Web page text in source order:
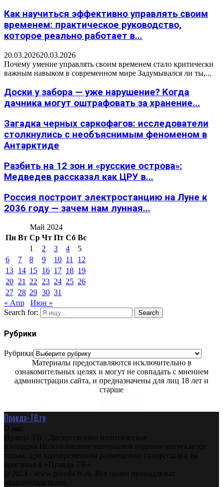
Как научиться эффективно управлять своим
временем: практическое руководство,
которое реально работает в...
20.03.202620.03.2026
Почему умение управлять своим временем стало критически
важным навыком в современном мире Задумывался ли ты,...
Доски у забора — уже нарушение? Когда
дачника могут оштрафовать за хранение...
Загадка черных саркофагов: исследователи
столкнулись с необъяснимым феноменом в
Антарктиде
Разбить на 12 зон и «русские острова»:
Медведев рассказал как ЦРУ в...
Россия построит электростанцию на Луне к
2036 году — зачем нам лунная...
Май 2024
Пн Вт Ср Чт Пт Сб Вс
1
2 3 4
5
6
7 8 9 10 11
12
13 14 15 16 17 18 19
20 21 22 23 24 25 26
27 28 29 30 31
« Апр
Июн »
Search for:
Search
Рубрики
Рубрики
Материалы предоставляются исключительно в
ознакомительных целях и могут не совпадать с мнением
администрации сайта, и предназначены для лиц 18 лет и
старше
Правда-ТВ.ru
О нас
Правда-ТВ - Дискуссионно политическая
площадка.Использование материалов издания допускается
только при одновременном размещении гиперссылки на
оригинал в «Правда-ТВ»
@2023 - www.pravda-tv.ru. Все права принадлежат
правообладателям.